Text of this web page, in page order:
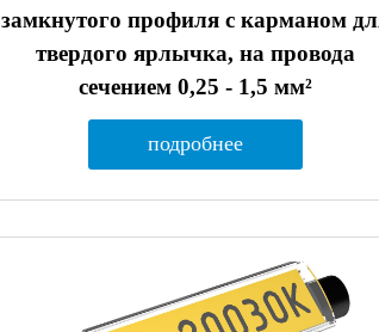
замкнутого профиля с карманом
твердого ярлычка, на провода
сечением 0,25 - 1,5 мм²
подробнее